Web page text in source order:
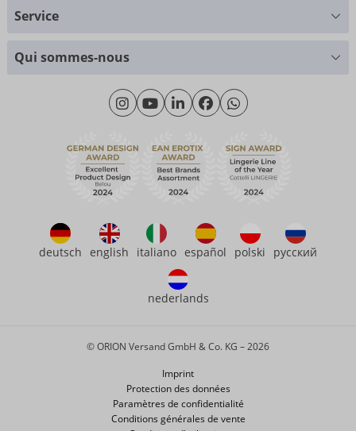
+49 (0)461 50 40 308
Lundi - Jeudi: 09h00 - 16h00
Vendredi: 09h00 - 15h00
Service client
Questions fréquemment posées (FAQ)
Service
Tableau des tailles
Qui sommes-nous
Qui sommes-nous
Durabilité
eroFame
deutsch english italiano español polski русский
nederlands
Imprint
Protection des données
Paramètres de confidentialité
Conditions générales de vente
© ORION Versand GmbH & Co. KG – 2026